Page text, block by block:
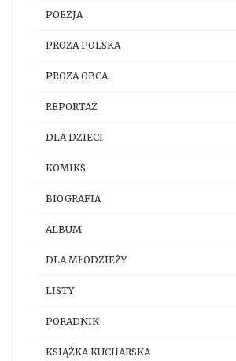
POEZJA
PROZA POLSKA
PROZA OBCA
REPORTAŻ
DLA DZIECI
KOMIKS
BIOGRAFIA
ALBUM
DLA MŁODZIEŻY
LISTY
PORADNIK
KSIĄŻKA KUCHARSKA